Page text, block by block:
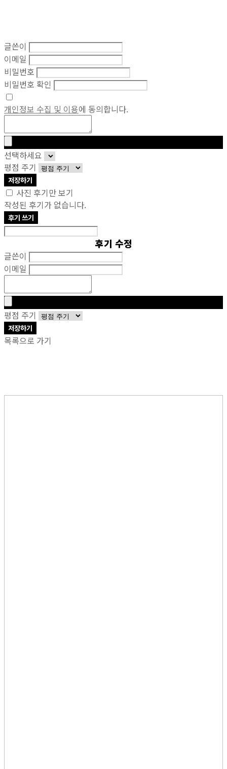
글쓴이
이메일
비밀번호
비밀번호 확인
개인정보 수집 및 이용에 동의합니다.
선택하세요
평점 주기
저장하기
사진 후기만 보기
작성된 후기가 없습니다.
후기 쓰기
후기 수정
글쓴이
이메일
평점 주기
저장하기
목록으로 가기